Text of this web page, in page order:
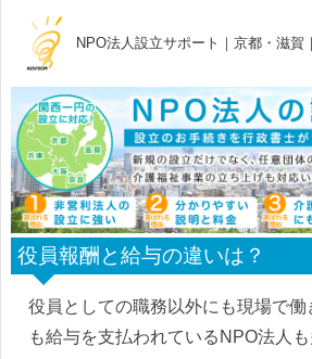
NPO法人設立サポート｜京都・滋賀｜
役員報酬と給与の違いは？
役員としての職務以外にも現場で働
も給与を支払われているNPO法人も